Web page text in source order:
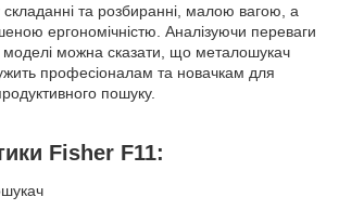
складанні та розбиранні, малою вагою, а
ергономічністю. Аналізуючи переваги
моделі можна сказати, що металошукач
професіоналам та новачкам для
пошуку.
Fisher F11: